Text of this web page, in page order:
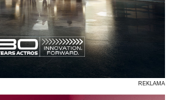
REKLAMA